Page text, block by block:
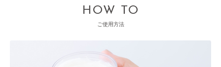
HOW TO
ご使用方法